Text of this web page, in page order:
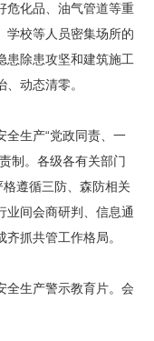
危化品、油气管道等重
学校等人员密集场所的
患除患攻坚和建筑施工
动态清零。
生产“党政同责、一
制。各级各有关部门
格遵循三防、森防相关
业间会商研判、信息通
抓共管工作格局。
生产警示教育片。会